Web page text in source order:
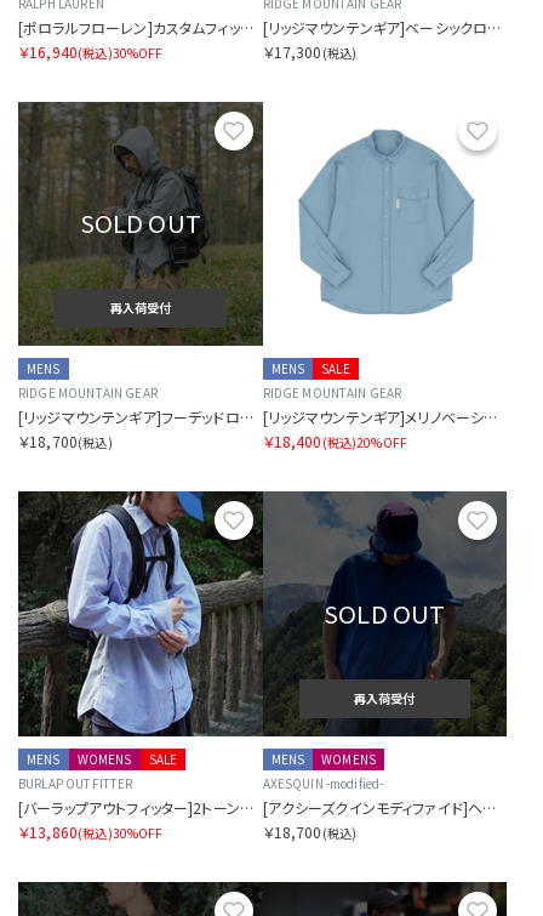
[ポロラルフローレン]カスタムフィット ガーメントダイ ボタンダウンシャツ
￥16,940(税込)30%OFF
[リッジマウンテンギア]ベーシックロングスリーブシャツ（メンズ）
￥17,300 (税込)
お気に入り
SOLD OUT
再入荷受付
MENS
RIDGE MOUNTAIN GEAR
[リッジマウンテンギア]フーデッドロングスリーブシャツ（メンズ）
￥18,700(税込)
SALE
MENS
RIDGE MOUNTAIN GEAR
[リッジマウンテンギア]メリノベーシックロングスリーブシャツ（メンズ）
￥18,400 (税込)20%OFF
お気に入り
SALE
MENS
WOMENS
BURLAP OUTFITTER
[バーラップアウトフィッター]2トーンバックパッカーシャツ SORA別注
￥13,860(税込)30%OFF
SOLD OUT
再入荷受付
MENS
WOMENS
AXESQUIN -modified-
[アクシーズクインモディファイド]ヘリウムオープンカラーショートスリーブシャツ SORA別注
￥18,700 (税込)
お気に入り お気